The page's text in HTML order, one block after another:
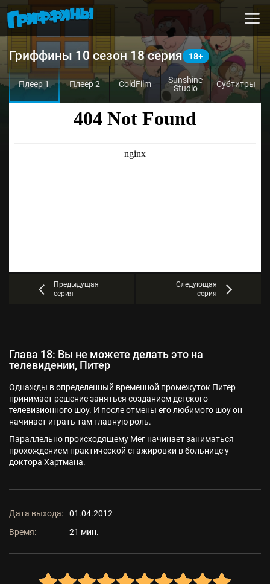
Гриффины 10 сезон 18 серия
Плеер 1 Плеер 2 ColdFilm
Sunshine
Studio
Субтитры
Предыдущая
серия
Следующая
серия
Глава 18: Вы не можете делать это на
телевидении, Питер
Однажды в определенный временной промежуток Питер
принимает решение заняться созданием детского
телевизионного шоу. И после отмены его любимого шоу он
начинает играть там главную роль.
Параллельно происходящему Мег начинает заниматься
прохождением практической стажировки в больнице у
доктора Хартмана.
Дата выхода:
01.04.2012
Время:
21 мин.